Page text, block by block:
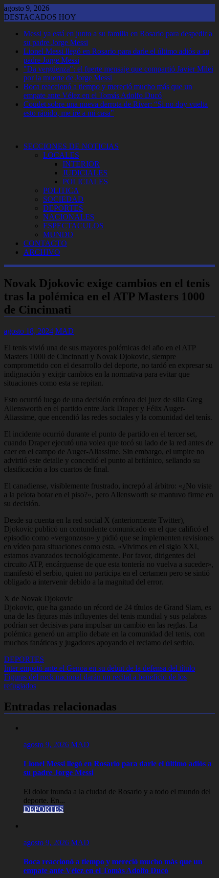
Saltar
al
agosto 9, 2026
DESTACADOS HOY
Messi ya está en junto a su familia en Rosario para despedir a
su padre Jorge Messi
Lionel Messi llegó en Rosario para darle el último adiós a su
padre Jorge Messi
"Da vergüenza": el fuerte mensaje que compartió Javier Milei
por la muerte de Jorge Messi
Boca reaccionó a tiempo y mereció mucho más que un
empate ante Vélez en el Tomás Adolfo Ducó
Coudet sobre una nueva derrota de River: “Si no doy vuelta
esto rápido, me iré a mi casa”
SECCIONES DE NOTICIAS
LOCALES
INTERIOR
JUDICIALES
POLICIALES
POLITICA
SOCIEDAD
DEPORTES
NACIONALES
ESPECTACULOS
MUNDO
CONTACTO
ARCHIVO
Novak Djokovic exige cambios en el tenis
tras la polémica en el ATP Masters 1000
de Cincinnati
agosto 18, 2024 MAD
El tenis vivió una de sus mayores polémicas del año en el ATP
Masters 1000 de Cincinnati y Novak Djokovic, siempre
comprometido con el desarrollo del deporte, no tardó en expresar su
indignación y exigir cambios en la normativa para evitar que
situaciones como esta se repitan.
Esto ocurrió luego de una decisión errónea del juez de silla Greg
Allensworth en el partido entre Jack Draper y Félix Auger-
Aliassime, que encendió las redes sociales y la comunidad del tenís.
El incidente ocurrió durante el punto de partido en el tercer set,
cuando Draper ejecutó una volea que tocó su lado de la red antes de
caer en el campo de Auger-Aliassime. Sin embargo, el umpire no
advirtió este detalle y concedió el punto al británico, sellando su
clasificación a los cuartos de final.
El canadiense, visiblemente frustrado, increpó al árbitro: «¿No viste
a la pelota botar en el piso?», pero Allensworth se mantuvo firme en
su decisión.
Desde su cuenta en la red social X (anteriormente Twitter),
Djokovic publicó un contundente comunicado en el que calificó el
episodio como «vergonzoso» y pidió que se implementen revisiones
en vídeo para situaciones como esta. «Vivimos en el siglo XXI,
estamos avanzados tecnológicamente. Por favor, dirigentes del
circuito ATP, encárguense de que esta tontería no vuelva a suceder»,
manifestó el serbio, quien no participa en el certamen pero se sintió
obligado a intervenir debido a la magnitud del error.
X de Novak Djokovic
Djokovic, que ha ganado un récord de 24 títulos de Grand Slam, es
una de las figuras más influyentes del tenis mundial y sus palabras
podrían ser decisivas para impulsar un cambio en las reglas. La
polémica generó un amplio debate en la comunidad del tenis, con
muchos fanáticos y jugadores apoyando el reclamo del serbio.
DEPORTES
Navegación
de
Inter empató ante el Genoa en su debut de la defensa del título
Figuras del rock nacional darán un recital a beneficio de los
refugiados
Entradas relacionadas
agosto 9, 2026 MAD
Lionel Messi llegó en Rosario para darle el último adiós a
su padre Jorge Messi
El dolor inunda a la ciudad de Rosario y a todo el mundo del
deporte. En...
DEPORTES
agosto 9, 2026 MAD
Boca reaccionó a tiempo y mereció mucho más que un
empate ante Vélez en el Tomás Adolfo Ducó